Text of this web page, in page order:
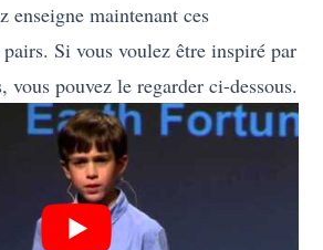
enseigne maintenant ces
pairs. Si vous voulez être inspiré par
vous pouvez le regarder ci-dessous.